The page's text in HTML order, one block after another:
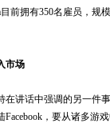
拥有350名雇员，规模
场
讲话中强调的另一件事
Facebook，要从诸多游